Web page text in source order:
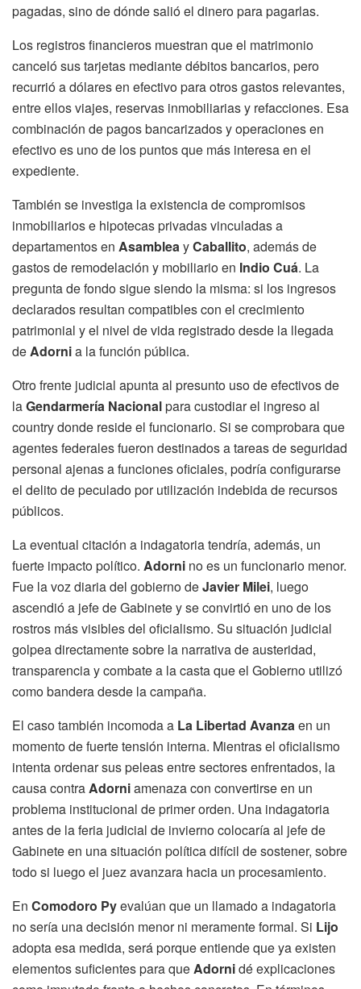
pagadas, sino de dónde salió el dinero para pagarlas.
Los registros financieros muestran que el matrimonio
canceló sus tarjetas mediante débitos bancarios, pero
recurrió a dólares en efectivo para otros gastos relevantes,
entre ellos viajes, reservas inmobiliarias y refacciones. Esa
combinación de pagos bancarizados y operaciones en
efectivo es uno de los puntos que más interesa en el
expediente.
También se investiga la existencia de compromisos
inmobiliarios e hipotecas privadas vinculadas a
departamentos en AsambleayCaballito, además de
gastos de remodelación y mobiliario en Indio Cuá. La
pregunta de fondo sigue siendo la misma: si los ingresos
declarados resultan compatibles con el crecimiento
patrimonial y el nivel de vida registrado desde la llegada
deAdornia la función pública.
Otro frente judicial apunta al presunto uso de efectivos de
laGendarmería Nacionalpara custodiar el ingreso al
country donde reside el funcionario. Si se comprobara que
agentes federales fueron destinados a tareas de seguridad
personal ajenas a funciones oficiales, podría configurarse
el delito de peculado por utilización indebida de recursos
públicos.
La eventual citación a indagatoria tendría, además, un
fuerte impacto político. Adorni no es un funcionario menor.
Fue la voz diaria del gobierno deJavier Milei, luego
ascendió a jefe de Gabinete y se convirtió en uno de los
rostros más visibles del oficialismo. Su situación judicial
golpea directamente sobre la narrativa de austeridad,
transparencia y combate a la casta que el Gobierno utilizó
como bandera desde la campaña.
El caso también incomoda a La Libertad Avanzaen un
momento de fuerte tensión interna. Mientras el oficialismo
intenta ordenar sus peleas entre sectores enfrentados, la
causa contraAdorniamenaza con convertirse en un
problema institucional de primer orden. Una indagatoria
antes de la feria judicial de invierno colocaría al jefe de
Gabinete en una situación política difícil de sostener, sobre
todo si luego el juez avanzara hacia un procesamiento.
En Comodoro Pyevalúan que un llamado a indagatoria
no sería una decisión menor ni meramente formal. Si Lijo
adopta esa medida, será porque entiende que ya existen
elementos suficientes para queAdornidé explicaciones